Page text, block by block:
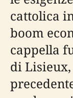
cattolica
boom
cappella
di